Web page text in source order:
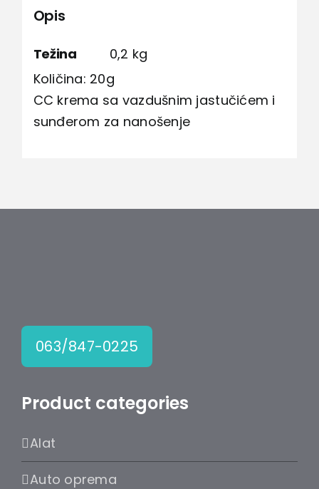
telo
Opis
Težina
0,2 kg
Količina: 20g
CC krema sa vazdušnim jastučićem i
sunđerom za nanošenje
063/847-0225
Product categories
Alat
Auto oprema